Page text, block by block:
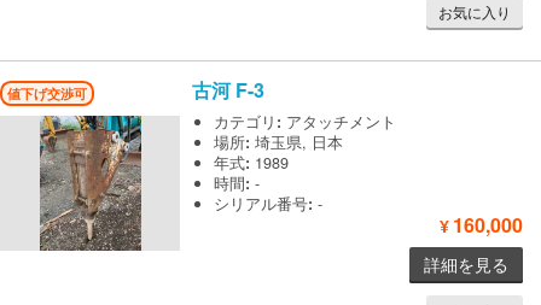
お気に入り
値下げ交渉可 古河F-3
カテゴリ : アタッチメント
場所:埼玉県, 日本
年式: 1989
時間:-
シリアル番号:-
¥ 160,000
詳細を見る